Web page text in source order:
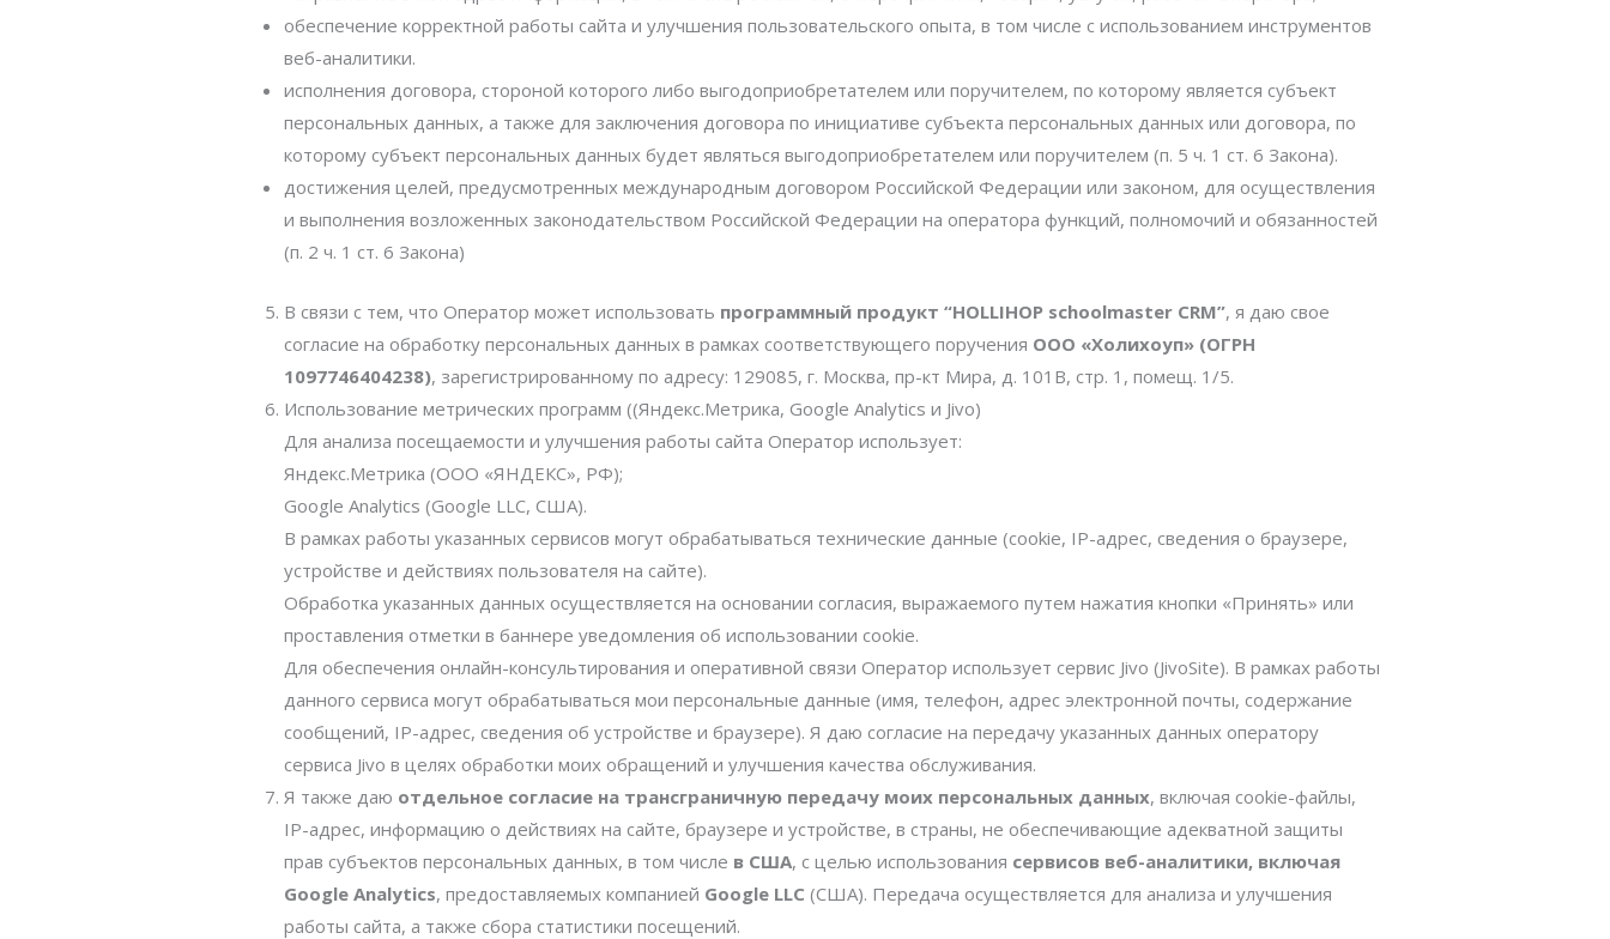
обеспечение корректной работы сайта и улучшения пользовательского опыта, в том числе с использованием инструментов
веб-аналитики.
исполнения договора, стороной которого либо выгодоприобретателем или поручителем, по которому является субъект
персональных данных, а также для заключения договора по инициативе субъекта персональных данных или договора, по
которому субъект персональных данных будет являться выгодоприобретателем или поручителем (п. 5 ч. 1 ст. 6 Закона).
достижения целей, предусмотренных международным договором Российской Федерации или законом, для осуществления
и выполнения возложенных законодательством Российской Федерации на оператора функций, полномочий и обязанностей
(п. 2 ч. 1 ст. 6 Закона)
В связи с тем, что Оператор может использовать программный продукт “HOLLIHOP schoolmaster CRM”, я даю свое
согласие на обработку персональных данных в рамках соответствующего поручения ООО «Холихоуп» (ОГРН
1097746404238), зарегистрированному по адресу: 129085, г. Москва, пр-кт Мира, д. 101В, стр. 1, помещ. 1/5.
Использование метрических программ ((Яндекс.Метрика, Google Analytics и Jivo)
Для анализа посещаемости и улучшения работы сайта Оператор использует:
Яндекс.Метрика (ООО «ЯНДЕКС», РФ);
Google Analytics (Google LLC, США).
В рамках работы указанных сервисов могут обрабатываться технические данные (cookie, IP-адрес, сведения о браузере,
устройстве и действиях пользователя на сайте).
Обработка указанных данных осуществляется на основании согласия, выражаемого путем нажатия кнопки «Принять» или
проставления отметки в баннере уведомления об использовании cookie.
Для обеспечения онлайн-консультирования и оперативной связи Оператор использует сервис Jivo (JivoSite). В рамках работы
данного сервиса могут обрабатываться мои персональные данные (имя, телефон, адрес электронной почты, содержание
сообщений, IP-адрес, сведения об устройстве и браузере). Я даю согласие на передачу указанных данных оператору
сервиса Jivo в целях обработки моих обращений и улучшения качества обслуживания.
Я также даю отдельное согласие на трансграничную передачу моих персональных данных, включая cookie-файлы,
IP-адрес, информацию о действиях на сайте, браузере и устройстве, в страны, не обеспечивающие адекватной защиты
прав субъектов персональных данных, в том числе в США, с целью использования сервисов веб-аналитики, включая
Google Analytics, предоставляемых компанией Google LLC (США). Передача осуществляется для анализа и улучшения
работы сайта, а также сбора статистики посещений.